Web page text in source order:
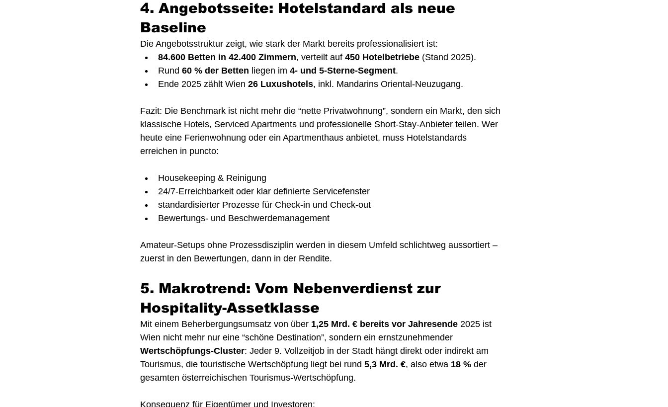
4. Angebotsseite: Hotelstandard als neue
Baseline
Die Angebotsstruktur zeigt, wie stark der Markt bereits professionalisiert ist:
84.600 Betten in 42.400 Zimmern, verteilt auf 450 Hotelbetriebe (Stand 2025).
Rund 60 % der Betten liegen im 4- und 5-Sterne-Segment.
Ende 2025 zählt Wien 26 Luxushotels, inkl. Mandarins Oriental-Neuzugang.
Fazit: Die Benchmark ist nicht mehr die “nette Privatwohnung”, sondern ein Markt, den sich
klassische Hotels, Serviced Apartments und professionelle Short-Stay-Anbieter teilen. Wer
heute eine Ferienwohnung oder ein Apartmenthaus anbietet, muss Hotelstandards
erreichen in puncto:
Housekeeping & Reinigung
24/7-Erreichbarkeit oder klar definierte Servicefenster
standardisierter Prozesse für Check-in und Check-out
Bewertungs- und Beschwerdemanagement
Amateur-Setups ohne Prozessdisziplin werden in diesem Umfeld schlichtweg aussortiert –
zuerst in den Bewertungen, dann in der Rendite.
5. Makrotrend: Vom Nebenverdienst zur
Hospitality-Assetklasse
Mit einem Beherbergungsumsatz von über 1,25 Mrd. € bereits vor Jahresende 2025 ist
Wien nicht mehr nur eine “schöne Destination”, sondern ein ernstzunehmender
Wertschöpfungs-Cluster: Jeder 9. Vollzeitjob in der Stadt hängt direkt oder indirekt am
Tourismus, die touristische Wertschöpfung liegt bei rund 5,3 Mrd. €, also etwa 18 % der
gesamten österreichischen Tourismus-Wertschöpfung.
Konsequenz für Eigentümer und Investoren: